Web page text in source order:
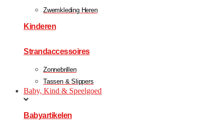
Zwemkleding Heren
Kinderen
Strandaccessoires
Zonnebrillen
Tassen & Slippers
Baby, Kind & Speelgoed
Babyartikelen